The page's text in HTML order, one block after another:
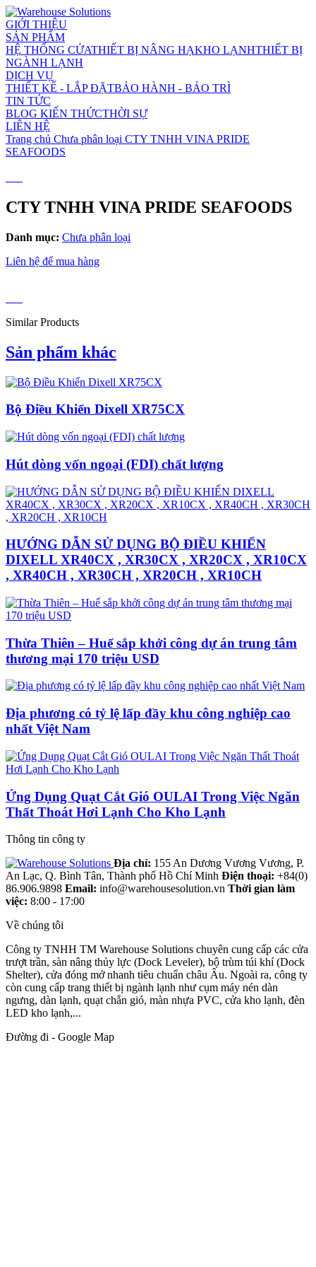
GIỚI THIỆU
SẢN PHẨM
HỆ THỐNG CỬATHIẾT BỊ NÂNG HẠKHO LẠNHTHIẾT BỊ
NGÀNH LẠNH
DỊCH VỤ
THIẾT KẾ - LẮP ĐẶTBẢO HÀNH - BẢO TRÌ
TIN TỨC
BLOG KIẾN THỨCTHỜI SỰ
LIÊN HỆ
Trang chủ Chưa phân loại CTY TNHH VINA PRIDE
SEAFOODS
CTY TNHH VINA PRIDE SEAFOODS
Danh mục: Chưa phân loại
Liên hệ để mua hàng
Similar Products
Sản phẩm khác
Bộ Điều Khiển Dixell XR75CX
Hút dòng vốn ngoại (FDI) chất lượng
HƯỚNG DẪN SỬ DỤNG BỘ ĐIỀU KHIỂN
DIXELL XR40CX , XR30CX , XR20CX , XR10CX
, XR40CH , XR30CH , XR20CH , XR10CH
Thừa Thiên – Huế sắp khởi công dự án trung tâm
thương mại 170 triệu USD
Địa phương có tỷ lệ lấp đầy khu công nghiệp cao
nhất Việt Nam
Ứng Dụng Quạt Cắt Gió OULAI Trong Việc Ngăn
Thất Thoát Hơi Lạnh Cho Kho Lạnh
Thông tin công ty
Địa chỉ: 155 An Dương Vương Vương, P.
An Lạc, Q. Bình Tân, Thành phố Hồ Chí Minh Điện thoại: +84(0)
86.906.9898 Email: info@warehousesolution.vn Thời gian làm
việc: 8:00 - 17:00
Về chúng tôi
Công ty TNHH TM Warehouse Solutions chuyên cung cấp các cửa
trượt trần, sàn nâng thủy lực (Dock Leveler), bộ trùm túi khí (Dock
Shelter), cửa đóng mở nhanh tiêu chuẩn châu Âu. Ngoài ra, công ty
còn cung cấp trang thiết bị ngành lạnh như cụm máy nén dàn
ngưng, dàn lạnh, quạt chắn gió, màn nhựa PVC, cửa kho lạnh, đèn
LED kho lạnh,...
Đường đi - Google Map